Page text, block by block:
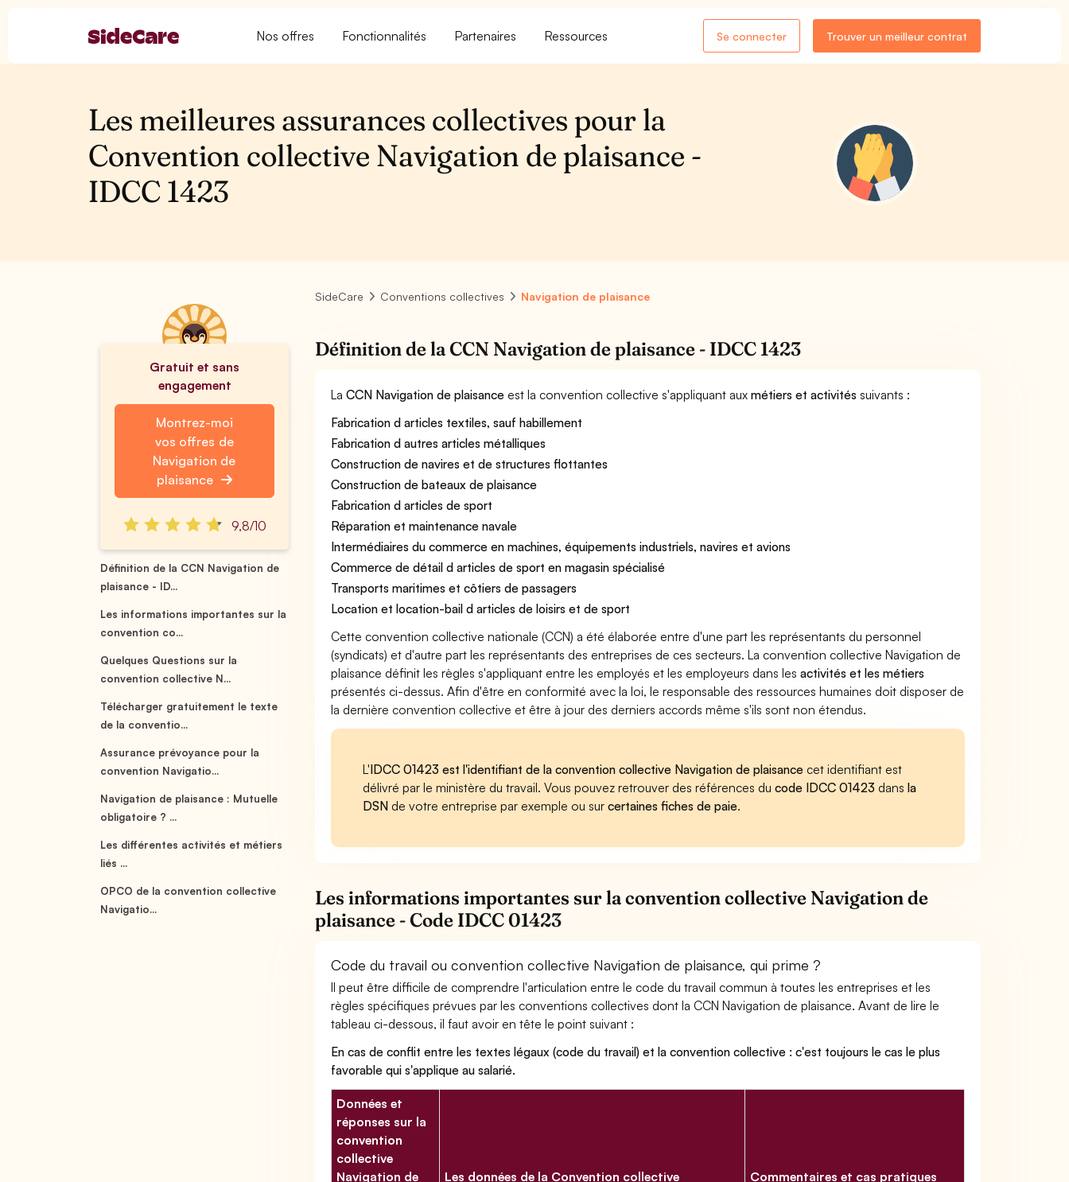
Nos offres Fonctionnalités Partenaires Ressources Se connecter Trouver un meilleur contrat
Les meilleures assurances collectives pour la
Convention collective Navigation de plaisance -
IDCC 1423
Gratuit et sans
engagement
Montrez-moi
vos offres de
Navigation de
plaisance
9,8/10
Définition de la CCN Navigation de
plaisance - ID...
Les informations importantes sur la
convention co...
Quelques Questions sur la
convention collective N...
Télécharger gratuitement le texte
de la conventio...
Assurance prévoyance pour la
convention Navigatio...
Navigation de plaisance : Mutuelle
obligatoire ? ...
Les différentes activités et métiers
liés ...
OPCO de la convention collective
Navigatio...
SideCare Conventions collectives Navigation de plaisance
Définition de la CCN Navigation de plaisance - IDCC 1423
LaCCN Navigation de plaisance est la convention collective s'appliquant auxmétiers et activités suivants :
Fabrication d articles textiles, sauf habillement
Fabrication d autres articles métalliques
Construction de navires et de structures flottantes
Construction de bateaux de plaisance
Fabrication d articles de sport
Réparation et maintenance navale
Intermédiaires du commerce en machines, équipements industriels, navires et avions
Commerce de détail d articles de sport en magasin spécialisé
Transports maritimes et côtiers de passagers
Location et location-bail d articles de loisirs et de sport
Cette convention collective nationale (CCN) a été élaborée entre d'une part les représentants du personnel
(syndicats) et d'autre part les représentants des entreprises de ces secteurs. La convention collective Navigation de
plaisance définit les règles s'appliquant entre les employés et les employeurs dans lesactivités et les métiers
présentés ci-dessus. Afin d'être en conformité avec la loi, le responsable des ressources humaines doit disposer de
la dernière convention collective et être à jour des derniers accords même s'ils sont non étendus.
L'IDCC 01423 est l'identifiant de la convention collective Navigation de plaisance cet identifiant est
délivré par le ministère du travail. Vous pouvez retrouver des références ducode IDCC 01423 dansla
DSN de votre entreprise par exemple ou surcertaines fiches de paie.
Les informations importantes sur la convention collective Navigation de
plaisance - Code IDCC 01423
Code du travail ou convention collective Navigation de plaisance, qui prime ?
Il peut être difficile de comprendre l'articulation entre le code du travail commun à toutes les entreprises et les
règles spécifiques prévues par les conventions collectives dont la CCN Navigation de plaisance. Avant de lire le
tableau ci-dessous, il faut avoir en tête le point suivant :
En cas de conflit entre les textes légaux (code du travail) et la convention collective : c'est toujours le cas le plus
favorable qui s'applique au salarié.
Données et
réponses sur la
convention
collective
Navigation de
Les données de la Convention collective
Commentaires et cas pratiques